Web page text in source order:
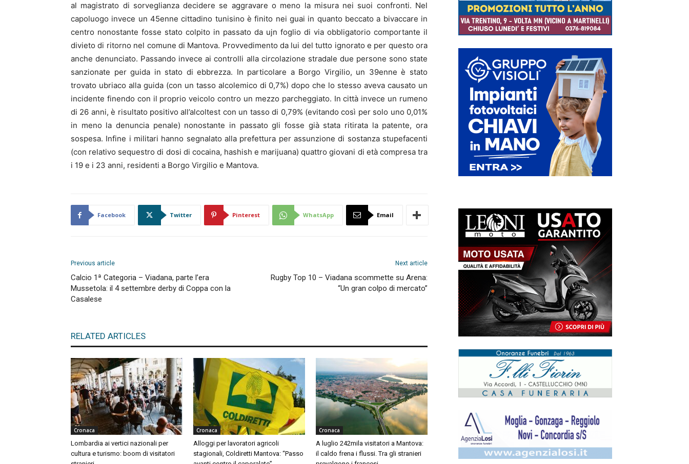
al magistrato di sorveglianza decidere se aggravare o meno la misura nei suoi confronti. Nel
capoluogo invece un 45enne cittadino tunisino è finito nei guai in quanto beccato a bivaccare in
centro nonostante fosse stato colpito in passato da ujn foglio di via obbligatorio comportante il
divieto di ritorno nel comune di Mantova. Provvedimento da lui del tutto ignorato e per questo ora
anche denunciato. Passando invece ai controlli alla circolazione stradale due persone sono state
sanzionate per guida in stato di ebbrezza. In particolare a Borgo Virgilio, un 39enne è stato
trovato ubriaco alla guida (con un tasso alcolemico di 0,7%) dopo che lo stesso aveva causato un
incidente finendo con il proprio veicolo contro un mezzo parcheggiato. In città invece un rumeno
di 26 anni, è risultato positivo all’alcoltest con un tasso di 0,79% (evitando così per solo uno 0,01%
in meno la denuncia penale) nonostante in passato gli fosse già stata ritirata la patente, ora
sospesa. Infine i militari hanno segnalato alla prefettura per assunzione di sostanza stupefacenti
(con relativo sequestro di dosi di cocaina, hashish e marijuana) quattro giovani di età compresa tra
i 19 e i 23 anni, residenti a Borgo Virgilio e Mantova.
Facebook Twitter Pinterest WhatsApp Email
Previous article
Calcio 1ª Categoria – Viadana, parte l’era
Mussetola: il 4 settembre derby di Coppa con la
Casalese
Next article
Rugby Top 10 – Viadana scommette su Arena:
“Un gran colpo di mercato”
RELATED ARTICLES
Cronaca
Lombardia ai vertici nazionali per
cultura e turismo: boom di visitatori
Cronaca
Alloggi per lavoratori agricoli
stagionali, Coldiretti Mantova: “Passo
Cronaca
A luglio 242mila visitatori a Mantova:
il caldo frena i flussi. Tra gli stranieri